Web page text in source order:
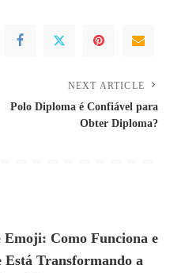
NEXT ARTICLE
Polo Diploma é Confiável para
Obter Diploma?
Como Funciona e
Está Transformando a